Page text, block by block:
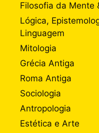
Filosofia da Mente
Lógica,
Linguagem
Mitologia
Grécia Antiga
Roma Antiga
Sociologia
Antropologia
Estética e Arte